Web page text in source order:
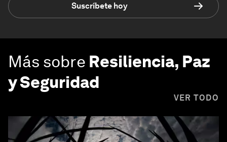
Suscríbete hoy
Más sobre Resiliencia, Paz
y Seguridad
VER TODO